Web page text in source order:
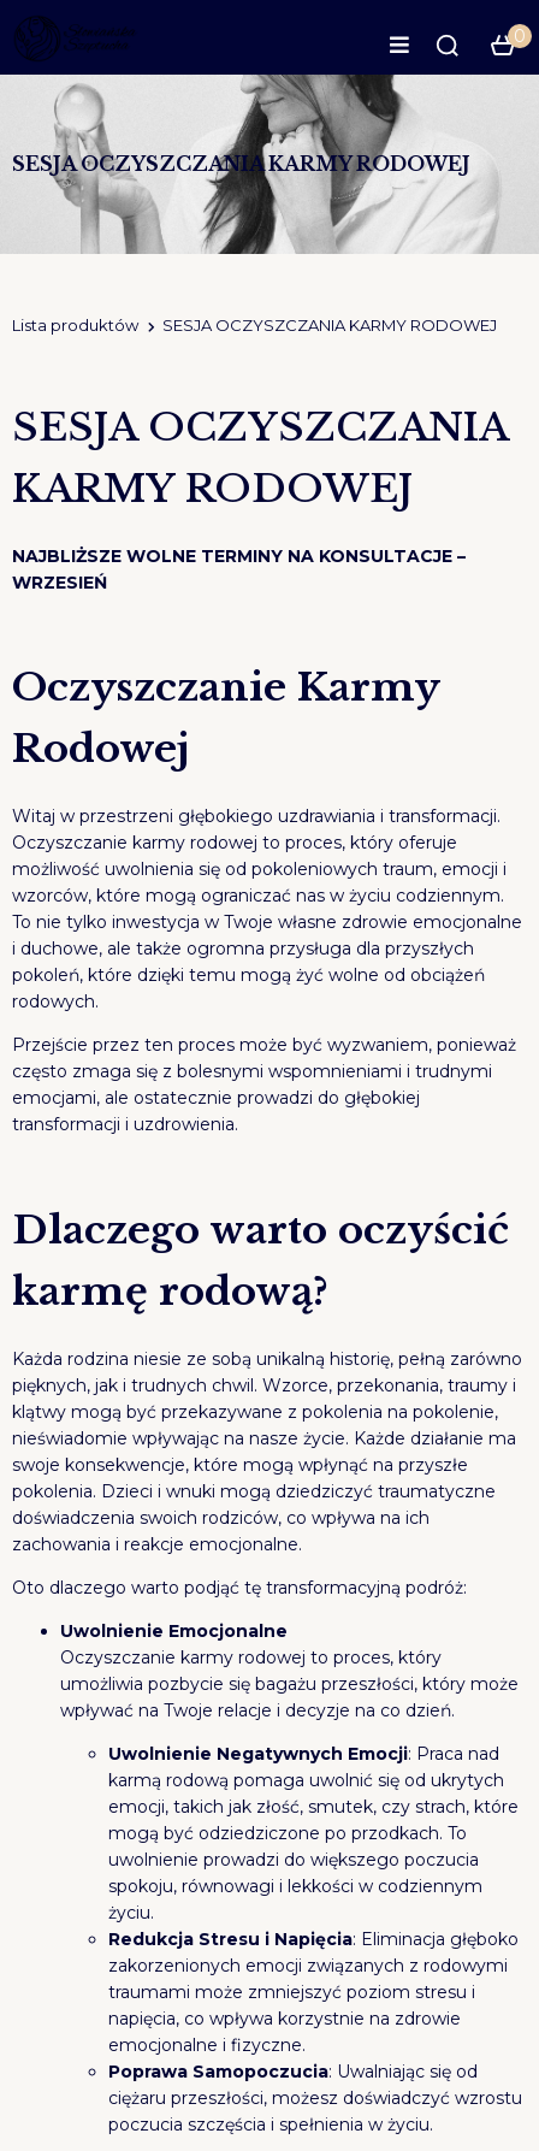
0
SESJA OCZYSZCZANIA KARMY RODOWEJ
Lista produktów SESJA OCZYSZCZANIA KARMY RODOWEJ
SESJA OCZYSZCZANIA
KARMY RODOWEJ
NAJBLIŻSZE WOLNE TERMINY NA KONSULTACJE –
WRZESIEŃ
Oczyszczanie Karmy
Rodowej
Witaj w przestrzeni głębokiego uzdrawiania i transformacji.
Oczyszczanie karmy rodowej to proces, który oferuje
możliwość uwolnienia się od pokoleniowych traum, emocji i
wzorców, które mogą ograniczać nas w życiu codziennym.
To nie tylko inwestycja w Twoje własne zdrowie emocjonalne
i duchowe, ale także ogromna przysługa dla przyszłych
pokoleń, które dzięki temu mogą żyć wolne od obciążeń
rodowych.
Przejście przez ten proces może być wyzwaniem, ponieważ
często zmaga się z bolesnymi wspomnieniami i trudnymi
emocjami, ale ostatecznie prowadzi do głębokiej
transformacji i uzdrowienia.
Dlaczego warto oczyścić
karmę rodową?
Każda rodzina niesie ze sobą unikalną historię, pełną zarówno
pięknych, jak i trudnych chwil. Wzorce, przekonania, traumy i
klątwy mogą być przekazywane z pokolenia na pokolenie,
nieświadomie wpływając na nasze życie. Każde działanie ma
swoje konsekwencje, które mogą wpłynąć na przyszłe
pokolenia. Dzieci i wnuki mogą dziedziczyć traumatyczne
doświadczenia swoich rodziców, co wpływa na ich
zachowania i reakcje emocjonalne.
Oto dlaczego warto podjąć tę transformacyjną podróż:
Uwolnienie Emocjonalne
Oczyszczanie karmy rodowej to proces, który
umożliwia pozbycie się bagażu przeszłości, który może
wpływać na Twoje relacje i decyzje na co dzień.
Uwolnienie Negatywnych Emocji: Praca nad
karmą rodową pomaga uwolnić się od ukrytych
emocji, takich jak złość, smutek, czy strach, które
mogą być odziedziczone po przodkach. To
uwolnienie prowadzi do większego poczucia
spokoju, równowagi i lekkości w codziennym
życiu.
Redukcja Stresu i Napięcia: Eliminacja głęboko
zakorzenionych emocji związanych z rodowymi
traumami może zmniejszyć poziom stresu i
napięcia, co wpływa korzystnie na zdrowie
emocjonalne i fizyczne.
Poprawa Samopoczucia: Uwalniając się od
ciężaru przeszłości, możesz doświadczyć wzrostu
poczucia szczęścia i spełnienia w życiu.